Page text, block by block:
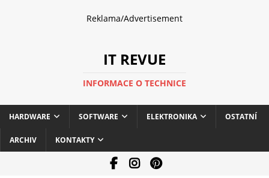
Reklama/Advertisement
IT REVUE
INFORMACE O TECHNICE
HARDWARE SOFTWARE ELEKTRONIKA OSTATNÍ
ARCHIV KONTAKTY